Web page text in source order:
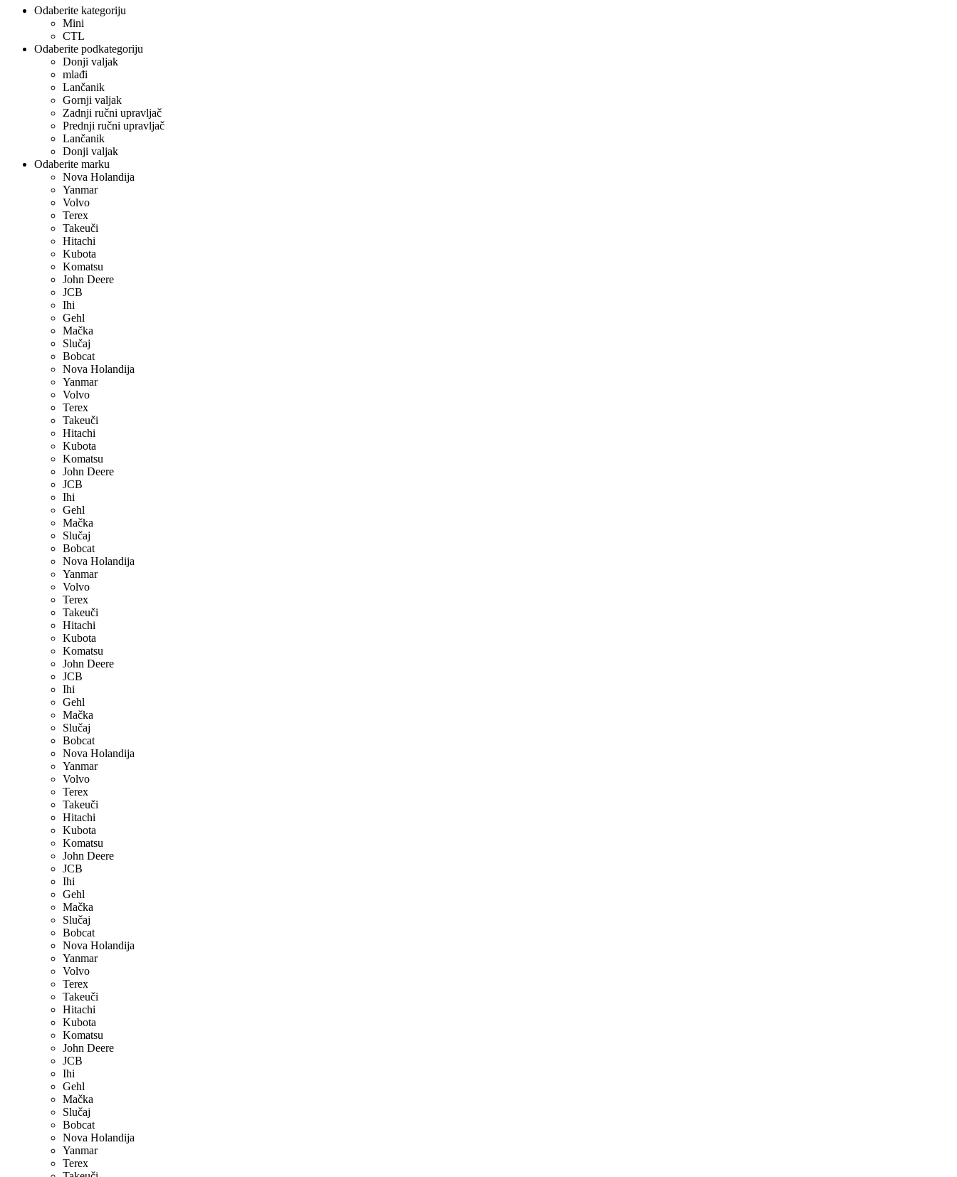
Odaberite kategoriju
Mini
CTL
Odaberite podkategoriju
Donji valjak
mlađi
Lančanik
Gornji valjak
Zadnji ručni upravljač
Prednji ručni upravljač
Lančanik
Donji valjak
Odaberite marku
Nova Holandija
Yanmar
Volvo
Terex
Takeuči
Hitachi
Kubota
Komatsu
John Deere
JCB
Ihi
Gehl
Mačka
Slučaj
Bobcat
Nova Holandija
Yanmar
Volvo
Terex
Takeuči
Hitachi
Kubota
Komatsu
John Deere
JCB
Ihi
Gehl
Mačka
Slučaj
Bobcat
Nova Holandija
Yanmar
Volvo
Terex
Takeuči
Hitachi
Kubota
Komatsu
John Deere
JCB
Ihi
Gehl
Mačka
Slučaj
Bobcat
Nova Holandija
Yanmar
Volvo
Terex
Takeuči
Hitachi
Kubota
Komatsu
John Deere
JCB
Ihi
Gehl
Mačka
Slučaj
Bobcat
Nova Holandija
Yanmar
Volvo
Terex
Takeuči
Hitachi
Kubota
Komatsu
John Deere
JCB
Ihi
Gehl
Mačka
Slučaj
Bobcat
Nova Holandija
Yanmar
Terex